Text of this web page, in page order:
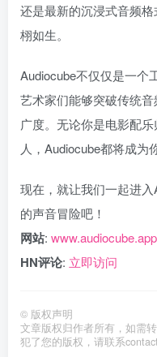
还是最新的沉浸式音频
栩如生。
Audiocube不仅仅是一个
艺术家们能够突破传统
广度。无论你是电影配
人，Audiocube都将成为
现在，就让我们一起进
的声音冒险吧！
网站: www.audiocube.app
HN评论: 立即访问
© 版权声明
文章版权归作者所有，如需
犯了您的版权，请联系